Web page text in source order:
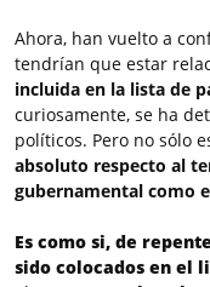
Ahora, han vuelto a
tendrían que estar
incluida en la lista de
curiosamente, se ha
políticos. Pero no sólo
absoluto respecto al
gubernamental como
Es como si, de
sido colocados en el